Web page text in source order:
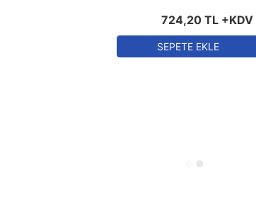
724,20 TL+KDV
SEPETE EKLE